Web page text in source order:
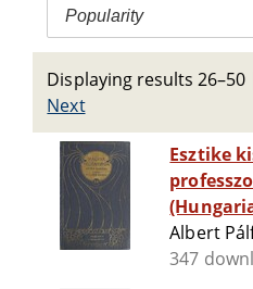
Popularity
Displaying results 26–50
Next
Esztike
Albert
347